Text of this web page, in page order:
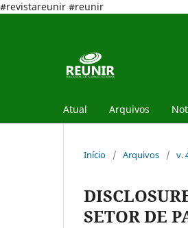
#revistareunir #reunir
Atual Arquivos
Início / Arquivos / v.
SETOR DE